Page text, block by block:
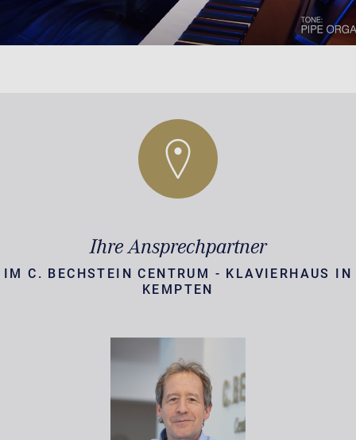
Ihre Ansprechpartner
IM C. BECHSTEIN CENTRUM - KLAVIERHAUS IN
KEMPTEN